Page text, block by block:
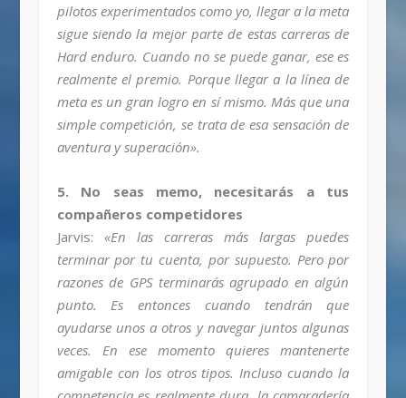
pilotos experimentados como yo, llegar a la meta
sigue siendo la mejor parte de estas carreras de
Hard enduro. Cuando no se puede ganar, ese es
realmente el premio. Porque llegar a la línea de
meta es un gran logro en sí mismo. Más que una
simple competición, se trata de esa sensación de
aventura y superación».
5. No seas memo, necesitarás a tus
compañeros competidores
Jarvis: «En las carreras más largas puedes
terminar por tu cuenta, por supuesto. Pero por
razones de GPS terminarás agrupado en algún
punto. Es entonces cuando tendrán que
ayudarse unos a otros y navegar juntos algunas
veces. En ese momento quieres mantenerte
amigable con los otros tipos. Incluso cuando la